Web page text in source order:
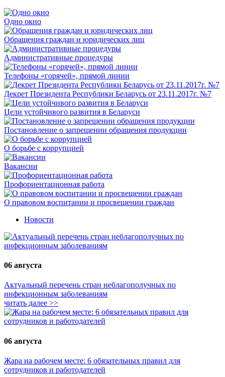
Одно окно
Обращения граждан и юридических лиц
Административные процедуры
Телефоны «горячей», прямой линии
Декрет Президента Республики Беларусь от 23.11.2017г. №7
Цели устойчивого развития в Беларуси
Постановление о запрещении обращения продукции
О борьбе с коррупцией
Вакансии
Профориентационная работа
О правовом воспитании и просвещении граждан
Новости
06 августа
Актуальный перечень стран неблагополучных по
инфекционным заболеваниям
читать далее >>
06 августа
Жара на рабочем месте: 6 обязательных правил для
сотрудников и работодателей